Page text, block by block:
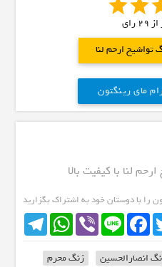
از29رای
تواشیح ارحم لنا
مای رینگتون
لنا با کیفیت بالا
را با دوستان خود به اشتراک بگزارید
TelegramWhatsApp Viber Line
Facebook
انصارالحسین
زنگ محرم